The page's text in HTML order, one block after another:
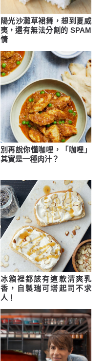
陽光沙灘草裙舞，想到夏威
夷，還有無法分割的 SPAM
情
別再說你懂咖哩，「咖哩」
其實是一種肉汁？
冰箱裡都該有這款清爽乳
香，自製瑞可塔起司不求
人！